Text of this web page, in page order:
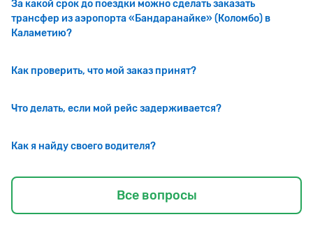
За какой срок до поездки можно сделать заказать
трансфер из аэропорта «Бандаранайке» (Коломбо) в
Каламетию?
Как проверить, что мой заказ принят?
Что делать, если мой рейс задерживается?
Как я найду своего водителя?
Все вопросы